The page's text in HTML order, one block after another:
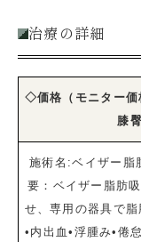
治療の詳細
◇価格（モニター
膝
施術名:ベイザー
要：ベイザー脂肪
せ、専用の器具で
•内出血•浮腫み•倦